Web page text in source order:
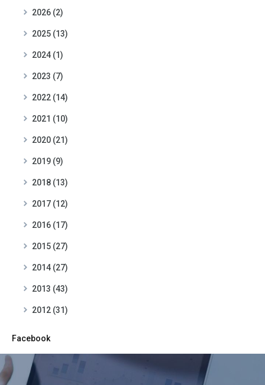
2026 (2)
2025 (13)
2024 (1)
2023 (7)
2022 (14)
2021 (10)
2020 (21)
2019 (9)
2018 (13)
2017 (12)
2016 (17)
2015 (27)
2014 (27)
2013 (43)
2012 (31)
Facebook